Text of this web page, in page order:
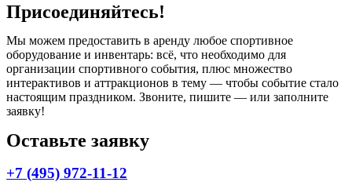
Присоединяйтесь!
Мы можем предоставить в аренду любое спортивное
оборудование и инвентарь: всё, что необходимо для
организации спортивного события, плюс множество
интерактивов и аттракционов в тему — чтобы событие стало
настоящим праздником. Звоните, пишите — или заполните
заявку!
Оставьте заявку
+7 (495) 972-11-12